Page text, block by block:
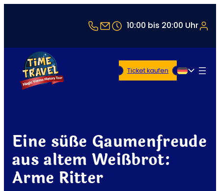
+43 1 5321514
office@timetravel-
10:00 bis 20:00 Uhr
Deutsch
Ticket kaufen
Eine süße Gaumenfreude
aus altem Weißbrot:
Arme Ritter